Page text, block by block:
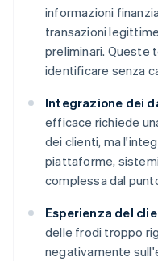
informazioni
transazioni
preliminari. Queste
identificare senza
Integrazione dei
efficace richiede
dei clienti, ma
piattaforme,
complessa dal
Esperienza del
delle frodi troppo
negativamente